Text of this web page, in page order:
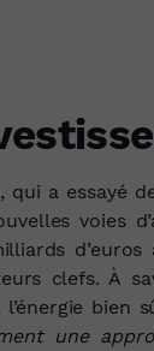
qui a essayé
voies
clefs. À
l’énergie
une